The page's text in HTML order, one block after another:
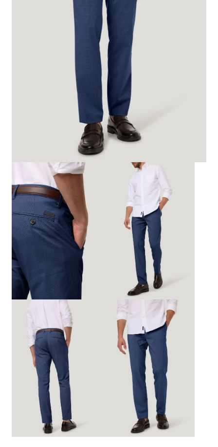
Biznes i uroczystości
⏳ Topniejące rabaty: -60%